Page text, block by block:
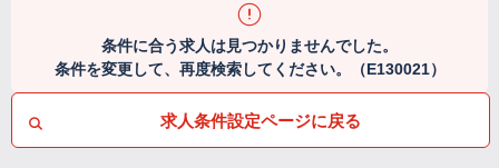
条件に合う求人は見つかりませんでした。
条件を変更して、再度検索してください。（E130021）
求人条件設定ページに戻る